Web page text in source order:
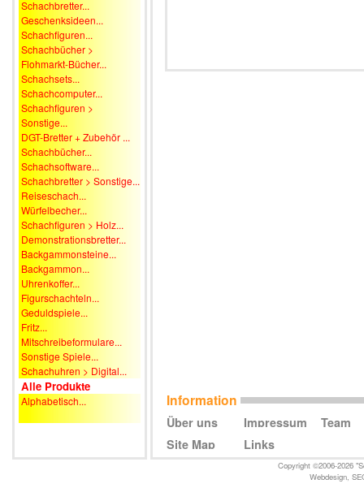
Schachbretter...
Geschenksideen...
Schachfiguren...
Schachbücher >
Flohmarkt-Bücher...
Schachsets...
Schachcomputer...
Schachfiguren >
Sonstige...
DGT-Bretter + Zubehör ...
Schachbücher...
Schachsoftware...
Schachbretter > Sonstige...
Reiseschach...
Würfelbecher...
Schachfiguren > Holz...
Demonstrationsbretter...
Backgammonsteine...
Backgammon...
Uhrenkoffer...
Figurschachteln...
Geduldspiele...
Fritz...
Mitschreibeformulare...
Sonstige Spiele...
Schachuhren > Digital...
Alle Produkte
Alphabetisch... Information
Über uns Impressum
Team
Site Map
Links
Copyright ©2006-2026
Webdesign,